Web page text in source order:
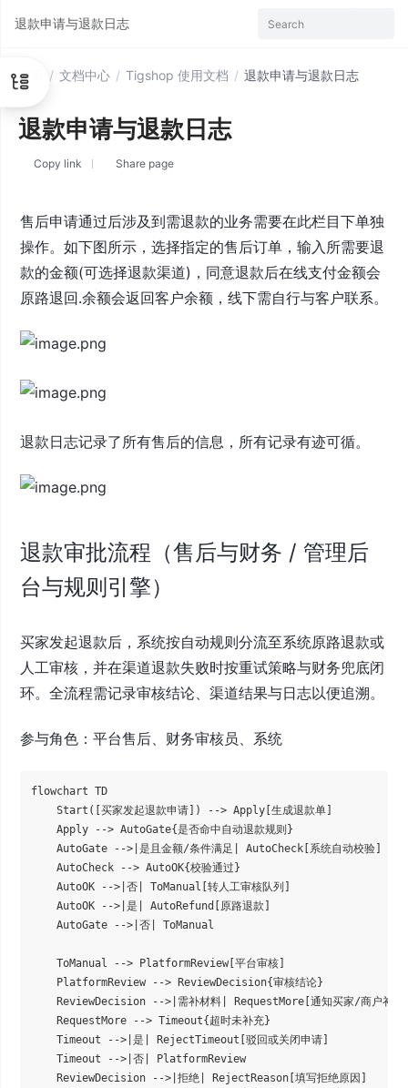
首页 / 文档中心 / Tigshop 使用文档 / 退款申请与退款日志
退款申请与退款日志
Copy link Share page
售后申请通过后涉及到需退款的业务需要在此栏目下单独
操作。如下图所示，选择指定的售后订单，输入所需要退
款的金额(可选择退款渠道)，同意退款后在线支付金额会
原路退回.余额会返回客户余额，线下需自行与客户联系。
退款日志记录了所有售后的信息，所有记录有迹可循。
退款审批流程（售后与财务 / 管理后
台与规则引擎）
买家发起退款后，系统按自动规则分流至系统原路退款或
人工审核，并在渠道退款失败时按重试策略与财务兜底闭
环。全流程需记录审核结论、渠道结果与日志以便追溯。
参与角色：平台售后、财务审核员、系统
flowchart TD
    Start([买家发起退款申请]) --> Apply[生成退款单]
    Apply --> AutoGate{是否命中自动退款规则}
    AutoGate -->|是且金额/条件满足| AutoCheck[系统自动校验]
    AutoCheck --> AutoOK{校验通过}
    AutoOK -->|否| ToManual[转人工审核队列]
    AutoOK -->|是| AutoRefund[原路退款]
    AutoGate -->|否| ToManual
    ToManual --> PlatformReview[平台审核]
    PlatformReview --> ReviewDecision{审核结论}
ReviewDecision -->|需补材料| RequestMore[通知买家/商户补充
    RequestMore --> Timeout{超时未补充}
    Timeout -->|是| RejectTimeout[驳回或关闭申请]
    Timeout -->|否| PlatformReview
    ReviewDecision -->|拒绝| RejectReason[填写拒绝原因]
退款申请与退款日志 Search